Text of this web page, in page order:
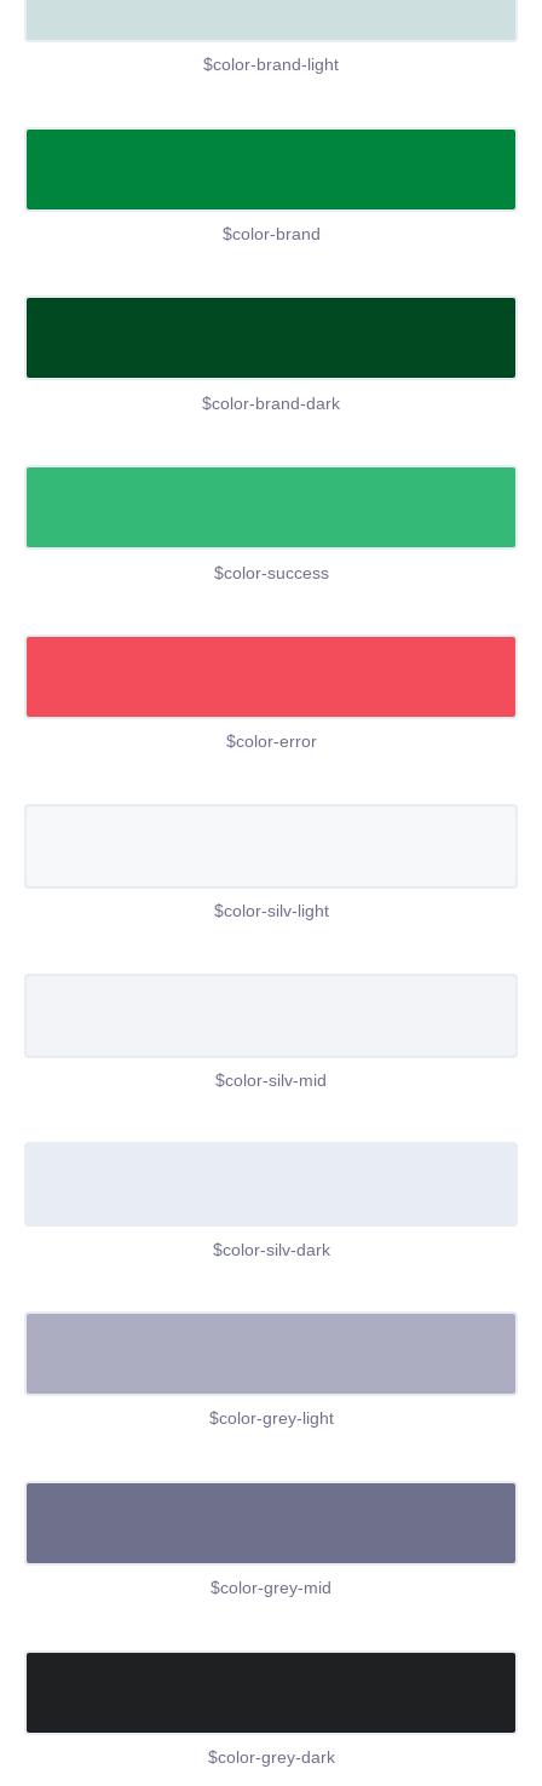
$color-brand-light
$color-brand
$color-brand-dark
$color-success
$color-error
$color-silv-light
$color-silv-mid
$color-silv-dark
$color-grey-light
$color-grey-mid
$color-grey-dark